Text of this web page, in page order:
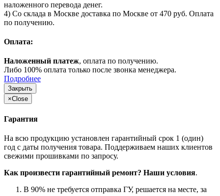
наложенного перевода денег.
4) Со склада в Москве доставка по Москве от 470 руб. Оплата
по получению.
Оплата:
Наложенный платеж, оплата по получению.
Либо 100% оплата только после звонка менеджера.
Подробнее
Закрыть
×Close
Гарантия
На всю продукцию установлен гарантийный срок 1 (один)
год с даты получения товара. Поддерживаем наших клиентов
свежими прошивками по запросу.
Как произвести гарантийный ремонт? Наши условия.
В 90% не требуется отправка ГУ, решается на месте, за